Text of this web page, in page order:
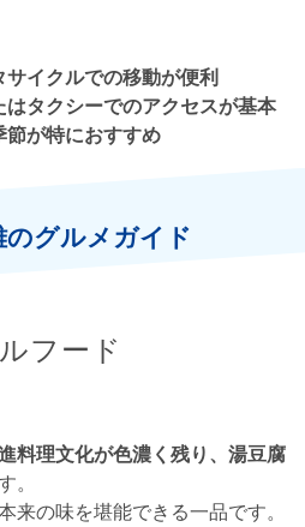
イクルでの移動が便利
タクシーでのアクセスが基本
が特におすすめ
のグルメガイド
フード
料理文化が色濃く残り、湯豆腐
。
来の味を堪能できる一品です。